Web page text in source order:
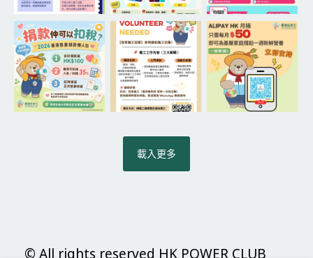
載入更多
© All rights reserved HK POWER CLUB